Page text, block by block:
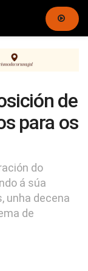
de
para os
do
á súa
unha decena
de